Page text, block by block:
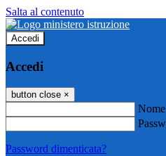
Salta al contenuto
Accedi
Accedi
button close ×
Password dimenticata?